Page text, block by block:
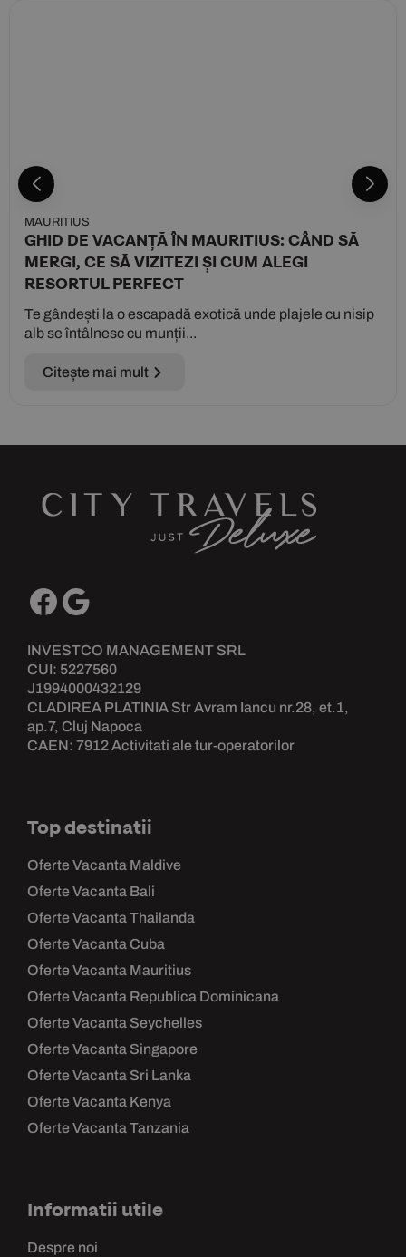
MAURITIUS
GHID DE VACANȚĂ ÎN MAURITIUS: CÂND SĂ
MERGI, CE SĂ VIZITEZI ȘI CUM ALEGI
RESORTUL PERFECT
Te gândești la o escapadă exotică unde plajele cu nisip
alb se întâlnesc cu munții...
Citește mai mult
INVESTCO MANAGEMENT SRL
CUI: 5227560
J1994000432129
CLADIREA PLATINIA Str Avram Iancu nr.28, et.1,
ap.7, Cluj Napoca
CAEN: 7912 Activitati ale tur-operatorilor
Top destinatii
Oferte Vacanta Maldive
Oferte Vacanta Bali
Oferte Vacanta Thailanda
Oferte Vacanta Cuba
Oferte Vacanta Mauritius
Oferte Vacanta Republica Dominicana
Oferte Vacanta Seychelles
Oferte Vacanta Singapore
Oferte Vacanta Sri Lanka
Oferte Vacanta Kenya
Oferte Vacanta Tanzania
Informatii utile
Despre noi